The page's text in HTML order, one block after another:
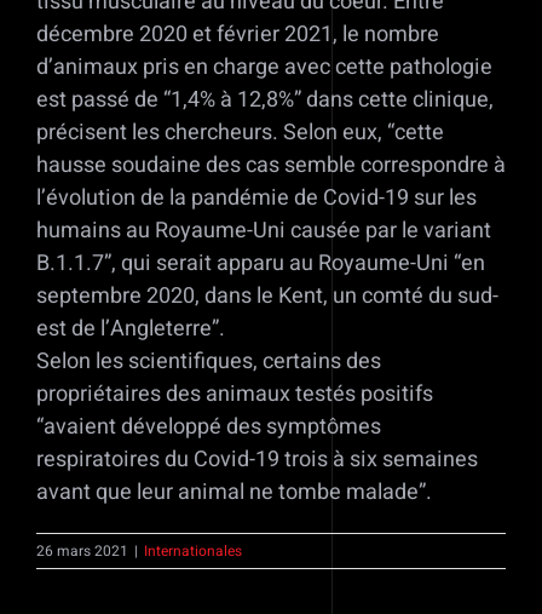
décembre 2020 et février 2021, le nombre
d’animaux pris en charge avec cette pathologie
est passé de “1,4% à 12,8%” dans cette clinique,
précisent les chercheurs. Selon eux, “cette
hausse soudaine des cas semble correspondre à
l’évolution de la pandémie de Covid-19 sur les
humains au Royaume-Uni causée par le variant
B.1.1.7”, qui serait apparu au Royaume-Uni “en
septembre 2020, dans le Kent, un comté du sud-
est de l’Angleterre”.
Selon les scientifiques, certains des
propriétaires des animaux testés positifs
“avaient développé des symptômes
respiratoires du Covid-19 trois à six semaines
avant que leur animal ne tombe malade”.
26 mars 2021 | Internationales